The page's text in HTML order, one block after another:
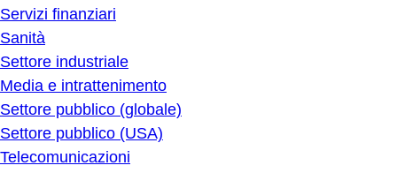
Servizi finanziari
Sanità
Settore industriale
Media e intrattenimento
Settore pubblico (globale)
Settore pubblico (USA)
Telecomunicazioni